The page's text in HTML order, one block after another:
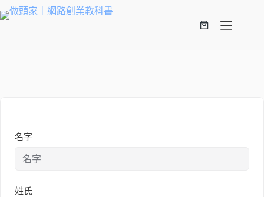
名字
姓氏